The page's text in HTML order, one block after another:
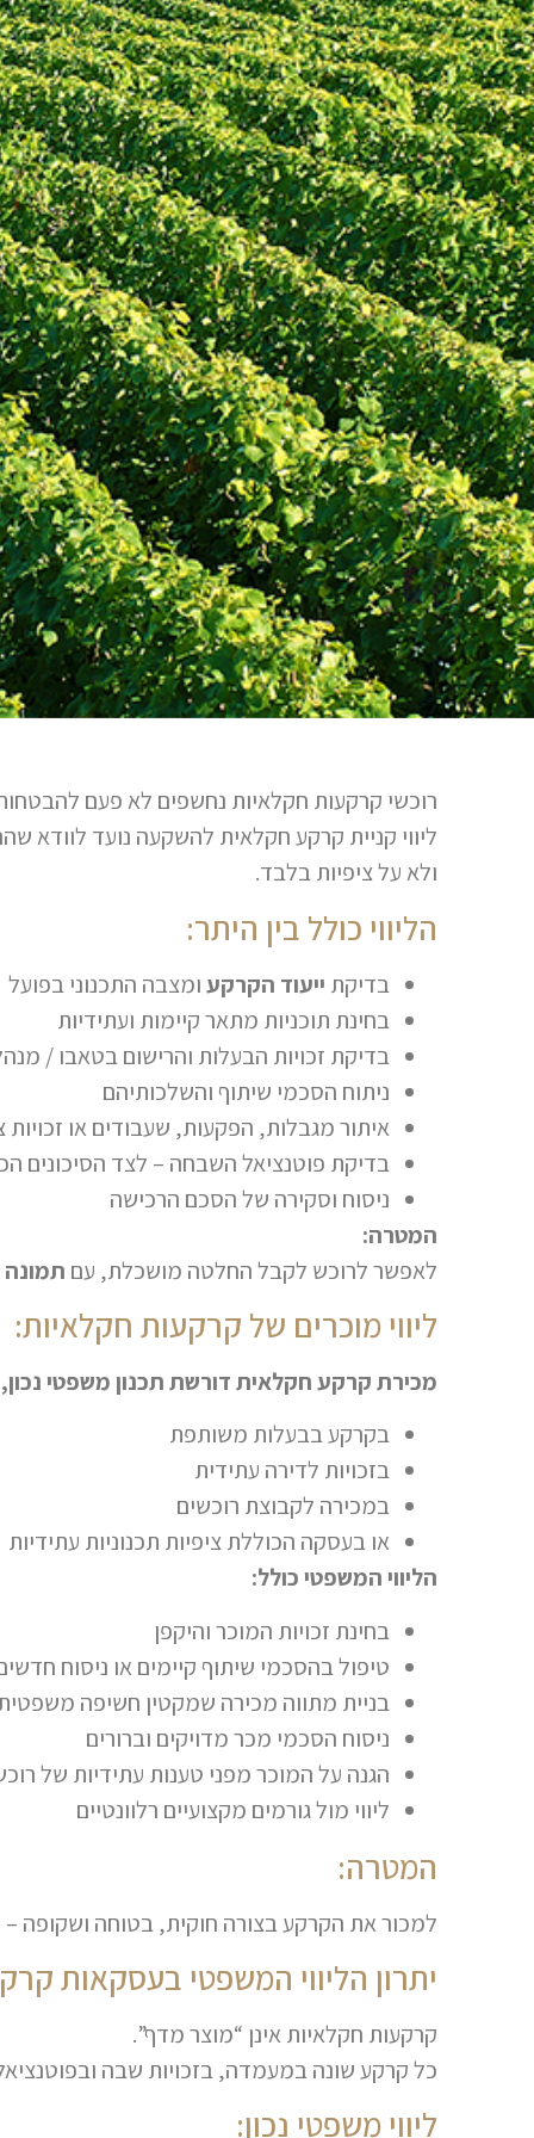
רוכשי קרקעות חקלאיות נחשפים לא פעם
ליווי קניית קרקע חקלאית להשקעה נועד
ולא על ציפיות בלבד.
הליווי כולל בין היתר:
בדיקת ייעוד הקרקעומצבה התכנוני בפועל
בחינת תוכניות מתאר קיימות ועתידיות
בדיקת זכויות הבעלות והרישום בטאבו /
ניתוח הסכמי שיתוף והשלכותיהם
איתור מגבלות, הפקעות, שעבודים או זכויות
בדיקת פוטנציאל השבחה – לצד הסיכונים
ניסוח וסקירה של הסכם הרכישה
המטרה:
לאפשר לרוכש לקבל החלטה מושכלת, עם
ליווי מוכרים של קרקעות חקלאיות:
מכירת קרקע חקלאית דורשת תכנון משפטי
בקרקע בבעלות משותפת
בזכויות לדירה עתידית
במכירה לקבוצת רוכשים
או בעסקה הכוללת ציפיות תכנוניות עתידיות
הליווי המשפטי כולל:
בחינת זכויות המוכר והיקפן
טיפול בהסכמי שיתוף קיימים או ניסוח
בניית מתווה מכירה שמקטין חשיפה
ניסוח הסכמי מכר מדויקים וברורים
הגנה על המוכר מפני טענות עתידיות של
ליווי מול גורמים מקצועיים רלוונטיים
המטרה:
למכור את הקרקע בצורה חוקית, בטוחה ושקופה
יתרון הליווי המשפטי בעסקאות
קרקעות חקלאיות אינן “מוצר מדף”.
כל קרקע שונה במעמדה, בזכויות שבה
ליווי משפטי נכון: